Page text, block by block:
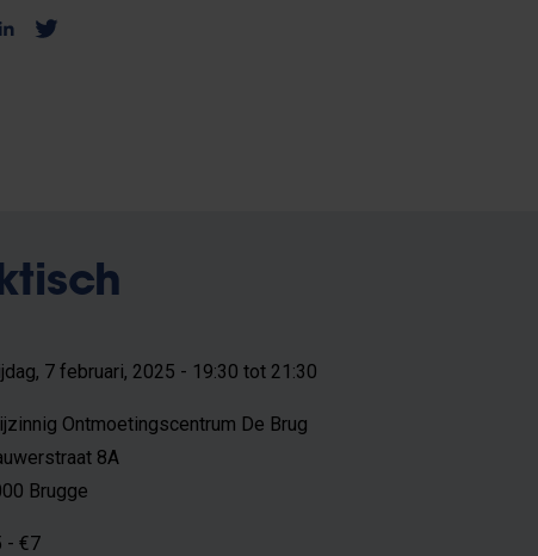
7 februari, 2025 - 19:30 tot 21:30
Ontmoetingscentrum De Brug
8A
Brugge
- €7